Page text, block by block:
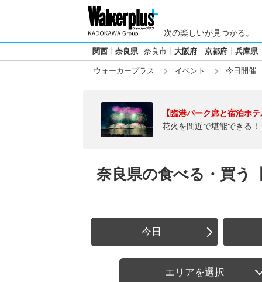
次の楽しいが見つかる。
関西 奈良県 奈良市 大阪府 京都府 兵庫県
ウォーカープラス イベント 今日開催
【臨港パーク席と宿泊ホ
花火を間近で堪能できる
奈良県の食べる・買う
今日
エリアを選択